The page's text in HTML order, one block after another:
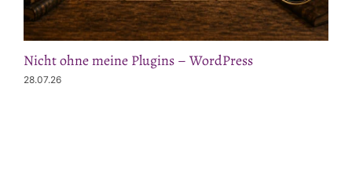
Nicht ohne meine Plugins – WordPress
28.07.26